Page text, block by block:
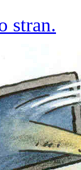
stran.